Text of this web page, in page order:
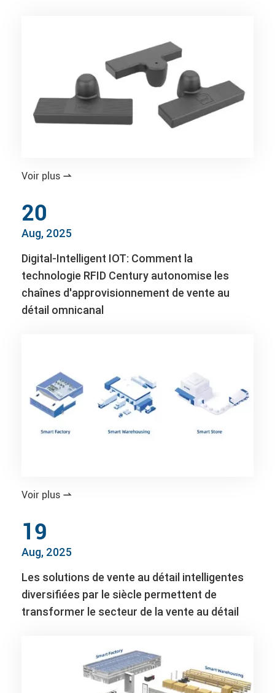
Voir plus 
20
Aug, 2025
Digital-Intelligent IOT: Comment la
technologie RFID Century autonomise les
chaînes d'approvisionnement de vente au
détail omnicanal
Voir plus 
19
Aug, 2025
Les solutions de vente au détail intelligentes
diversifiées par le siècle permettent de
transformer le secteur de la vente au détail